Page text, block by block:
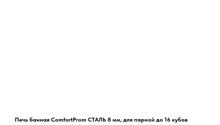
Печь банная ComfortProm СТАЛЬ 8 мм, для парной до 16 кубов